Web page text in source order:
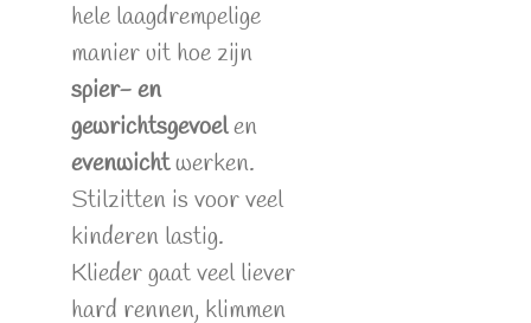
hele laagdrempelige
manier uit hoe zijn
spier- en
gewrichtsgevoelen
evenwichtwerken.
Stilzitten is voor veel
kinderen lastig.
Klieder gaat veel liever
hard rennen, klimmen